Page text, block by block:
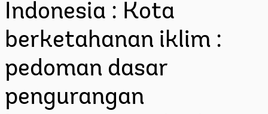
Indonesia : Kota
berketahanan iklim :
pedoman dasar
pengurangan